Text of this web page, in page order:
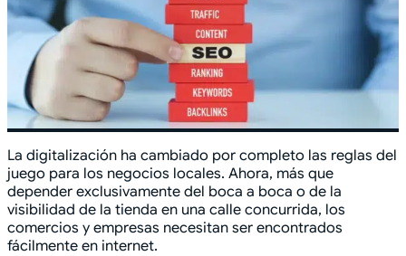
La digitalización ha cambiado por completo las reglas del
juego para los negocios locales. Ahora, más que
depender exclusivamente del boca a boca o de la
visibilidad de la tienda en una calle concurrida, los
comercios y empresas necesitan ser encontrados
fácilmente en internet.